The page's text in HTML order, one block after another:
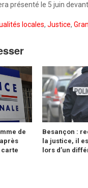
présenté le 5 juin
locales, Justice,
de
carte
Besançon :
la justice, il
lors d’un